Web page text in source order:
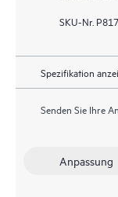
SKU-Nr.
Spezifikation
Senden Sie Ihre
Anpassung